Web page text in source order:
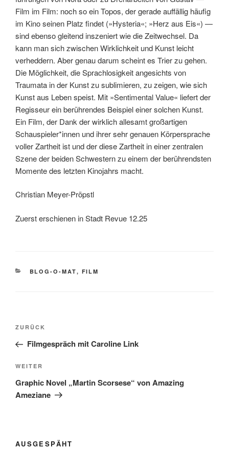
Film im Film: noch so ein Topos, der gerade ­auffällig häufig
im Kino seinen Platz findet (»Hysteria«; »Herz aus Eis«) —
sind ebenso gleitend inszeniert wie die Zeitwechsel. Da
kann man sich zwischen Wirklichkeit und Kunst leicht
verheddern. Aber genau darum scheint es Trier zu gehen.
Die Möglichkeit, die Sprachlosigkeit angesichts von
Traumata in der Kunst zu sublimieren, zu zeigen, wie sich
Kunst aus Leben speist. Mit »Sentimental Value« liefert der
Regisseur ein berührendes Beispiel einer solchen Kunst.
Ein Film, der Dank der wirklich allesamt großartigen
Schauspieler*in­nen und ihrer sehr genauen Körpersprache
voller Zartheit ist und der diese Zartheit in einer zentralen
Szene der beiden Schwestern zu einem der ­berührendsten
Momente des ­letzten Kinojahrs macht.
Christian Meyer-Pröpstl
Zuerst erschienen in Stadt Revue 12.25
KATEGORIEN
BLOG-O-MAT, FILM
Beitragsnavigation
Vorheriger
Beitrag
ZURÜCK
Filmgespräch mit Caroline Link
Nächster
Beitrag
WEITER
Graphic Novel „Martin Scorsese“ von Amazing
Ameziane
AUSGESPÄHT